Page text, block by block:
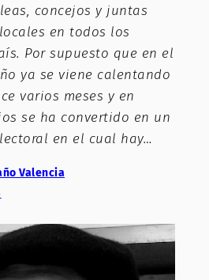
concejos y juntas
en todos los
Por supuesto que en el
ya se viene calentando
varios meses y en
se ha convertido en un
en el cual hay…
Valencia